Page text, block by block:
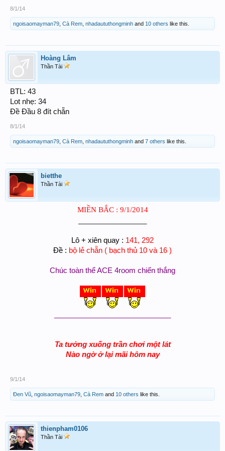
8/1/14
ngoisaomayman79 Cà Rem nhadaututhongminh and 10 others like this.
Hoàng Lâm
Thần Tài
BTL: 43
Lot nhẹ: 34
Đề Đầu 8 đít chẵn
8/1/14
ngoisaomayman79 Cà Rem nhadaututhongminh and 7 others like this.
bietthe
Thần Tài
MIỀN BẮC : 9/1/2014
Lô + xiên quay : 141, 292
Đề : bộ lẻ chẵn ( bạch thủ 10 và 16 )
Chúc toàn thể ACE 4room chiến thắng
Ta tưởng xuống trần chơi một lát
Nào ngờ ở lại mãi hôm nay
9/1/14
Đen Vũ ngoisaomayman79 Cà Rem and 10 others like this.
thienpham0106
Thần Tài